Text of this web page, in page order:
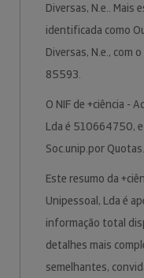
Diversas, N.e.. Mais
identificada como
Diversas, N.e., com
85593.
O NIF de +ciência -
Lda é 510664750,
Soc.unip.por Quotas.
Este resumo da
Unipessoal, Lda é
informação total
detalhes mais
semelhantes,